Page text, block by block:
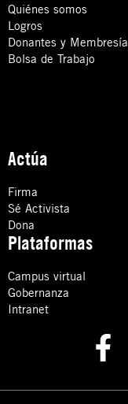
Quiénes somos
Logros
Donantes y Membresía
Bolsa de Trabajo
Actúa
Firma
Sé Activista
Dona
Plataformas
Campus virtual
Gobernanza
Intranet